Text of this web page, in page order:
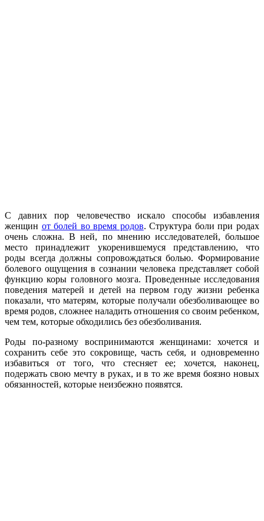
С давних пор человечество искало способы избавления
женщин от болей во время родов. Структура боли при родах
очень сложна. В ней, по мнению исследователей, большое
место принадлежит укоренившемуся представлению, что
роды всегда должны сопровождаться болью. Формирование
болевого ощущения в сознании человека представляет собой
функцию коры головного мозга. Проведенные исследования
поведения матерей и детей на первом году жизни ребенка
показали, что матерям, которые получали обезболивающее во
время родов, сложнее наладить отношения со своим ребенком,
чем тем, которые обходились без обезболивания.
Роды по-разному воспринимаются женщинами: хочется и
сохранить себе это сокровище, часть себя, и одновременно
избавиться от того, что стесняет ее; хочется, наконец,
подержать свою мечту в руках, и в то же время боязно новых
обязанностей, которые неизбежно появятся.